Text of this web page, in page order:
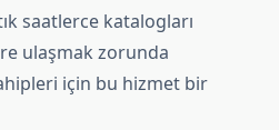
saatlerce katalogları
ulaşmak zorunda
için bu hizmet bir